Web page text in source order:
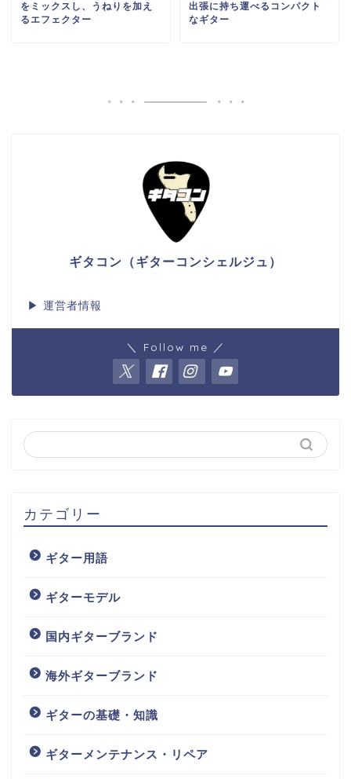
をミックスし、うねりを加え
るエフェクター
出張に持ち運べるコンパクト
なギター
ギタコン（ギターコンシェルジュ）
▶ 運営者情報
＼ Follow me ／
カテゴリー
ギター用語
ギターモデル
国内ギターブランド
海外ギターブランド
ギターの基礎・知識
ギターメンテナンス・リペア